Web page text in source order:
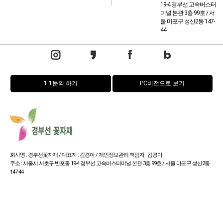
19-4 경부선 고속버스터
미널 본관 3층 99호 / 서
울 마포구 성산2동 147-
44
1:1문의 하기 PC버전으로 보기
회사명 : 경부선꽃자재 / 대표자 : 김경아 / 개인정보관리 책임자 : 김경아
주소 : 서울시 서초구 반포동 19-4 경부선 고속버스터미널 본관 3층 99호 / 서울 마포구 성산2동
147-44